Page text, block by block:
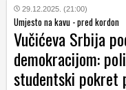
29.12.2025. (21:00)
Umjesto na kavu - pred kordon
Vučićeva Srbija
demokracijom:
studentski pokret